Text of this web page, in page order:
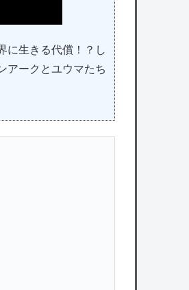
に生きる代償！？し
アークとユウマたち